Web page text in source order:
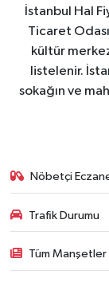
İstanbul Hal
Ticaret
kültür
listelenir.
sokağın ve
Nöbetçi
Trafik Durumu
Tüm Manşetler